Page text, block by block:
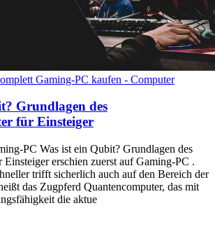
Gaming-PC kaufen - Computer
Grundlagen des
für Einsteiger
PC Was ist ein Qubit? Grundlagen des
erschien zuerst auf Gaming-PC .
trifft sicherlich auch auf den Bereich der
das Zugpferd Quantencomputer, das mit
die aktue